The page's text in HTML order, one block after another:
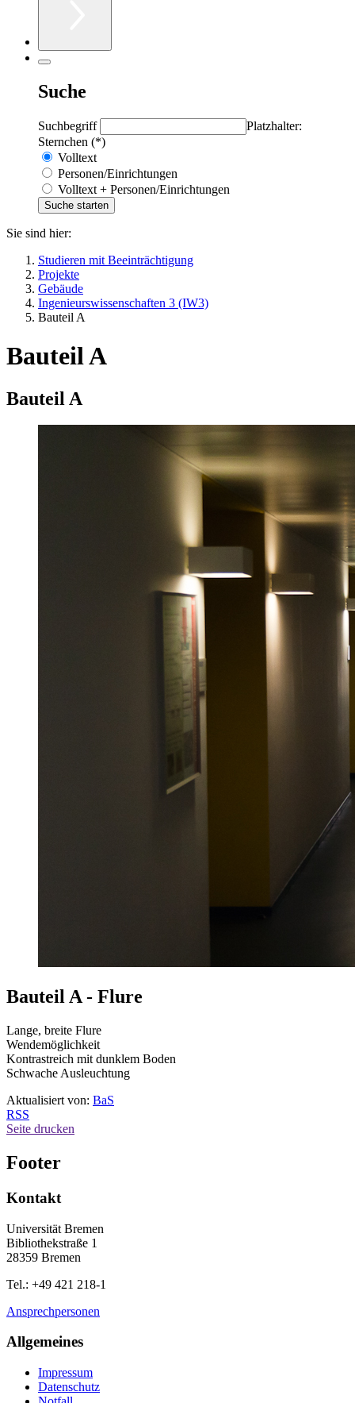
Suche
Suchbegriff
Platzhalter:
Sternchen (*)
Volltext
Personen/Einrichtungen
Volltext + Personen/Einrichtungen
Sie sind hier:
Studieren mit Beeinträchtigung
Projekte
Gebäude
Ingenieurswissenschaften 3 (IW3)
Bauteil A
Bauteil A
Bauteil A
Bauteil A - Flure
Lange, breite Flure
Wendemöglichkeit
Kontrastreich mit dunklem Boden
Schwache Ausleuchtung
Aktualisiert von: BaS
RSS
Seite drucken
Footer
Kontakt
Universität Bremen
Bibliothekstraße 1
28359 Bremen
Tel.: +49 421 218-1
Ansprechpersonen
Allgemeines
Impressum
Datenschutz